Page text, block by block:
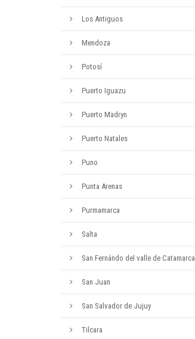
Los Antiguos
Mendoza
Potosí
Puerto Iguazu
Puerto Madryn
Puerto Natales
Puno
Punta Arenas
Purmamarca
Salta
San Fernándo del valle de Catamarca
San Juan
San Salvador de Jujuy
Tilcara